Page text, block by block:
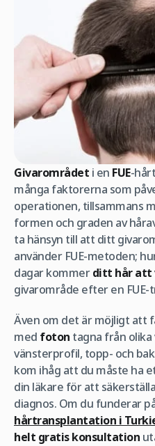
Givarområdet i en FUE-
många faktorerna som
operationen, tillsammans
formen och graden av
ta hänsyn till att ditt
använder FUE-metoden;
dagar kommerditt hår att
givarområde efter en
Även om det är möjligt att
med foton tagna från
vänsterprofil, topp- och
kom ihåg att du måste ha
din läkare för att
diagnos. Om du funderar
hårtransplantation i
helt gratis konsultation